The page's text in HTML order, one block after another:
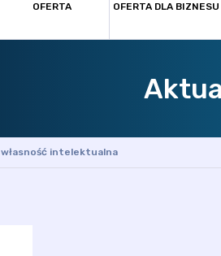
OFERTA OFERTA DLA BIZNESU
własność intelektualna